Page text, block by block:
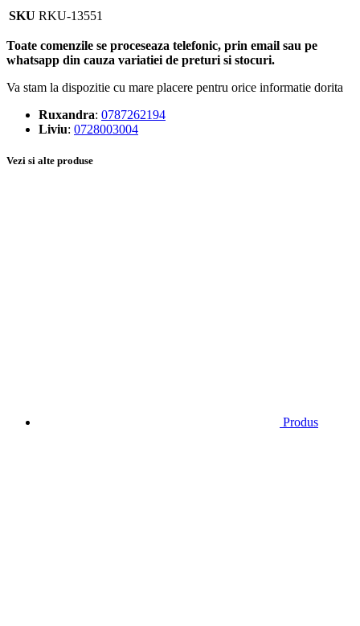
SKU RKU-13551
Toate comenzile se proceseaza telefonic, prin email sau pe
whatsapp din cauza variatiei de preturi si stocuri.
Va stam la dispozitie cu mare placere pentru orice informatie dorita
Ruxandra: 0787262194
Liviu: 0728003004
Vezi si alte produse
Produs